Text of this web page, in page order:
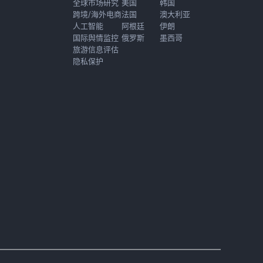
全球市场研究
跨境/海外电商
人工智能
国际舆情监控
旅游信息评估
隐私保护
美国
法国
阿根廷
俄罗斯
韩国
澳大利亚
伊朗
墨西哥